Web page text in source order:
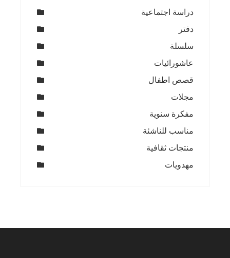
دراسة اجتماعية
دفتر
سلسلة
عاشورائيات
قصص اطفال
مجلات
مفكرة سنوية
مناسب للناشئة
منتجات ثقافية
مهدويات